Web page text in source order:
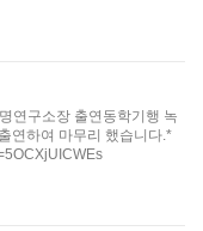
연구소장 출연동학기행 녹
연하여 마무리 했습니다.*